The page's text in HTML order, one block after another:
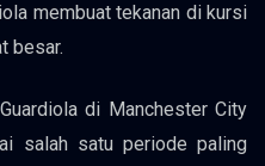
membuat tekanan di kursi
besar.
di Manchester City
salah satu periode paling